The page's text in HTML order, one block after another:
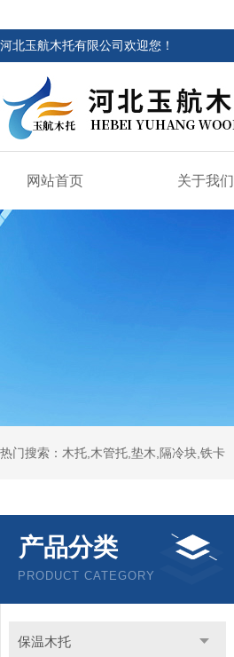
河北玉航木托有限公司欢迎您！
网站首页 关于我们
热门搜索：木托,木管托,垫木,隔冷块,铁卡
产品分类
PRODUCT CATEGORY
保温木托